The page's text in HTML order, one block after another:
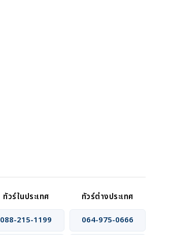
ทัวร์ในประเทศ
ทัวร์ต่างประเทศ
088-215-1199
064-975-0666